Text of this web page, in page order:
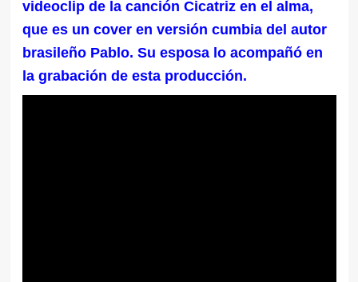
videoclip de la canción Cicatriz en el alma,
que es un cover en versión cumbia del autor
brasileño Pablo. Su esposa lo acompañó en
la grabación de esta producción.